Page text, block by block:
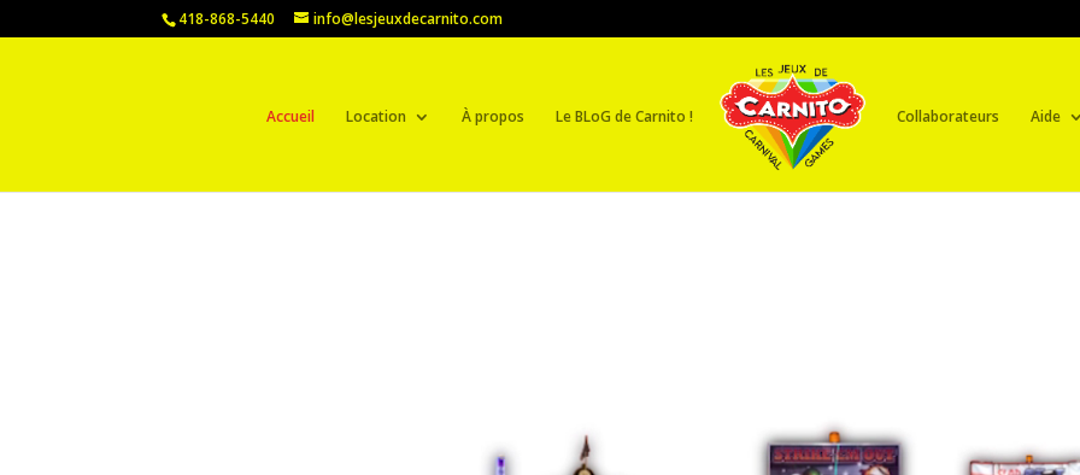
418-868-5440 info@lesjeuxdecarnito.com
Accueil Location À propos Le BLoG de Carnito ! Collaborateurs Aide